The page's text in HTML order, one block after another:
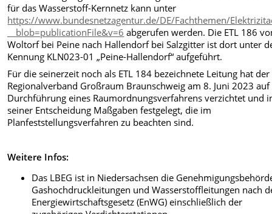
für das Wasserstoff-Kernnetz kann unter
https://www.bundesnetzagentur.de/DE/Fachthemen/
__blob=publicationFile&v=6 abgerufen werden. Die ETL 186
Woltorf bei Peine nach Hallendorf bei Salzgitter ist dort unter
Kennung KLN023-01 „Peine-Hallendorf“ aufgeführt.
Für die seinerzeit noch als ETL 184 bezeichnete Leitung hat der
Regionalverband Großraum Braunschweig am 8. Juni 2023
Durchführung eines Raumordnungsverfahrens verzichtet und
seiner Entscheidung Maßgaben festgelegt, die im
Planfeststellungsverfahren zu beachten sind.
Weitere Infos:
Das LBEG ist in Niedersachsen die
Gashochdruckleitungen und Wasserstoffleitungen nach
Energiewirtschaftsgesetz (EnWG) einschließlich der